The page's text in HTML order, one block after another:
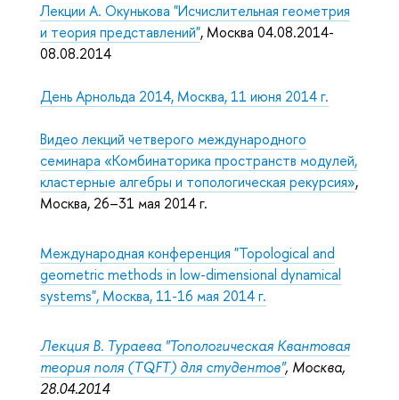
Лекции А. Окунькова "Исчислительная геометрия
и теория представлений", Москва 04.08.2014-
08.08.2014
День Арнольда 2014, Москва, 11 июня 2014 г.
Видео лекций четверого международного
семинара «Комбинаторика пространств модулей,
кластерные алгебры и топологическая рекурсия»,
Москва, 26–31 мая 2014 г.
Международная конференция "Topological and
geometric methods in low-dimensional dynamical
systems", Москва, 11-16 мая 2014 г.
Лекция В. Тураева "Топологическая Квантовая
теория поля (TQFT) для студентов", Москва,
28.04.2014